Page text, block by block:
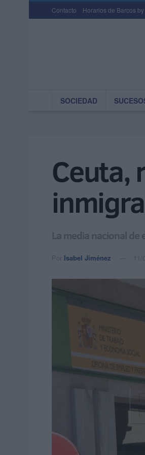
Contacto Horarios de Barcos
SOCIEDAD
Ceuta,
La media nacional
Por Isabel Jiménez